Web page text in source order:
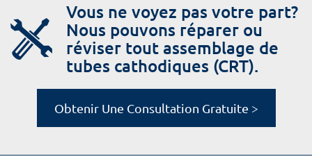
Vous ne voyez pas votre part?
Nous pouvons réparer ou
réviser tout assemblage de
tubes cathodiques (CRT).
Obtenir Une Consultation Gratuite >